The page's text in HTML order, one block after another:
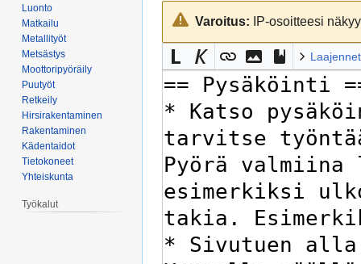
Siirry
navigaatioon
Siirry
hakuunVaroitus: IP-osoitteesi
Luonto
Matkailu
Metallityöt
Metsästys
Moottoripyöräily
Puutyöt
Retkeily
Hirsirakentaminen
Rakentaminen
Kädentaidot
Tietokoneet
Yhteiskunta
Työkalut